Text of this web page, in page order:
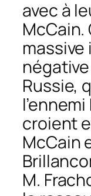
avec à
McCain.
Russie,
croient
McCain
M.